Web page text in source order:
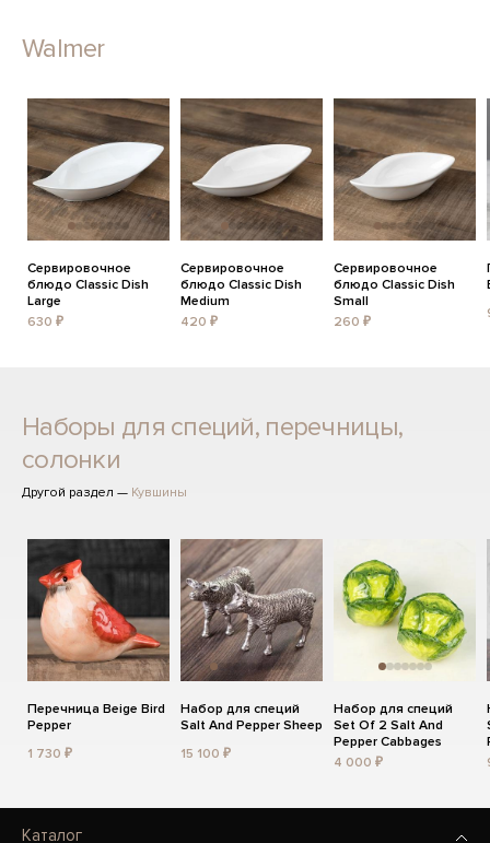
Walmer
Сервировочное
блюдо Classic Dish
Large
630 ₽
Сервировочное
блюдо Classic Dish
Medium
420 ₽
Сервировочное
блюдо Classic Dish
Small
260 ₽
Наборы для специй, перечницы,
солонки
Другой раздел — Кувшины
Перечница Beige Bird
Pepper
1 730 ₽
Набор для специй
Salt And Pepper Sheep
15 100 ₽
Набор для специй
Set Of 2 Salt And
Pepper Cabbages
4 000 ₽
Каталог